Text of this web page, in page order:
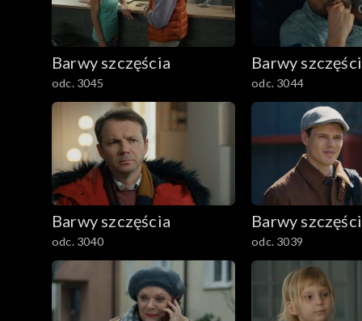
Barwy szczęścia
odc. 3045
Barwy
odc. 3044
Barwy szczęścia
odc. 3040
Barwy
odc. 3039